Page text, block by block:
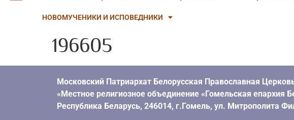
НОВОМУЧЕНИКИ И ИСПОВЕДНИКИ
196605
Московский Патриархат Белорусская Православная
«Местное религиозное объединение «Гомельская епархия
Республика Беларусь, 246014, г.Гомель, ул. Митрополита